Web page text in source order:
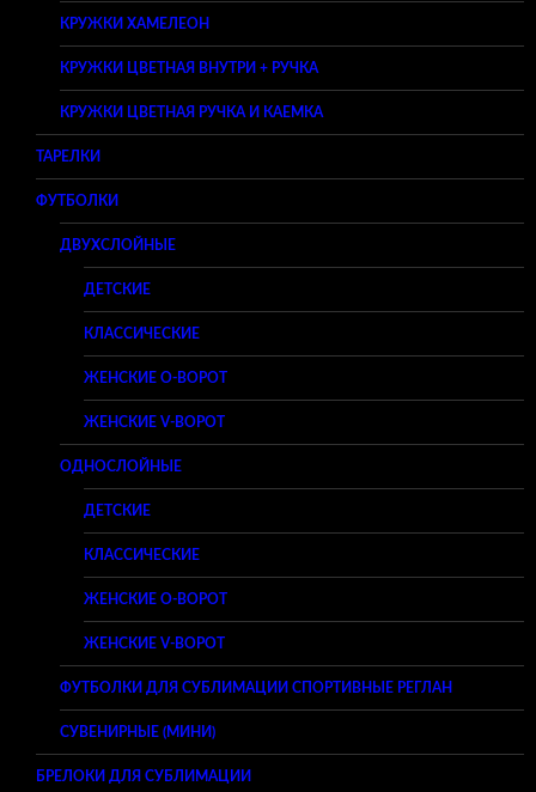
КРУЖКИ ХАМЕЛЕОН
КРУЖКИ ЦВЕТНАЯ ВНУТРИ + РУЧКА
КРУЖКИ ЦВЕТНАЯ РУЧКА И КАЕМКА
ТАРЕЛКИ
ФУТБОЛКИ
ДВУХСЛОЙНЫЕ
ДЕТСКИЕ
КЛАССИЧЕСКИЕ
ЖЕНСКИЕ O-ВОРОТ
ЖЕНСКИЕ V-ВОРОТ
ОДНОСЛОЙНЫЕ
ДЕТСКИЕ
КЛАССИЧЕСКИЕ
ЖЕНСКИЕ O-ВОРОТ
ЖЕНСКИЕ V-ВОРОТ
ФУТБОЛКИ ДЛЯ СУБЛИМАЦИИ СПОРТИВНЫЕ РЕГЛАН
СУВЕНИРНЫЕ (МИНИ)
БРЕЛОКИ ДЛЯ СУБЛИМАЦИИ